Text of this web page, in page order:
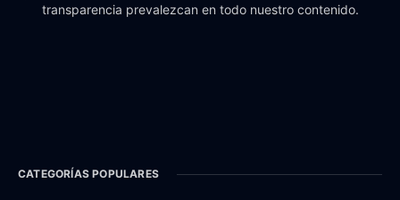
transparencia prevalezcan en todo nuestro contenido.
CATEGORÍAS POPULARES